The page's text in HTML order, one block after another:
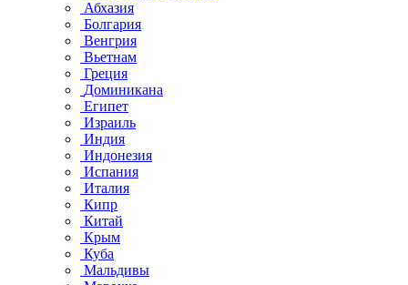
Абхазия
Болгария
Венгрия
Вьетнам
Греция
Доминикана
Египет
Израиль
Индия
Индонезия
Испания
Италия
Кипр
Китай
Крым
Куба
Мальдивы